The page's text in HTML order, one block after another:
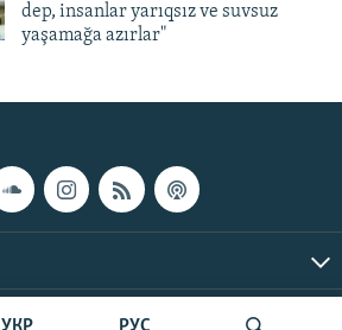
dep, insanlar yarıqsız ve suvsuz
yaşamağa azırlar"
© Qırım.Aqiqat, 2026 | All Rights Reserved.